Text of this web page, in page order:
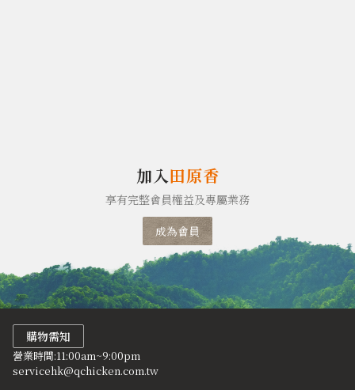
加入田原香
享有完整會員權益及專屬業務
成為會員
購物需知
營業時間:11:00am~9:00pm
servicehk@qchicken.com.tw